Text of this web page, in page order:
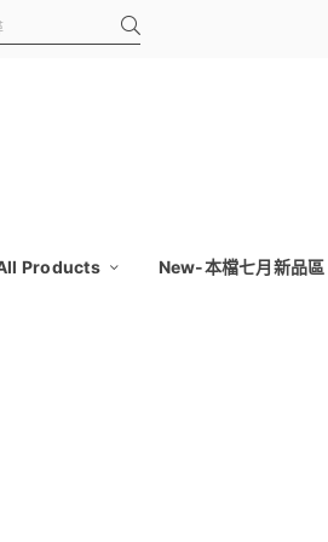
Products New-本檔七月新品區